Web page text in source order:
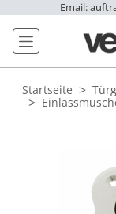
Email:
Startseite